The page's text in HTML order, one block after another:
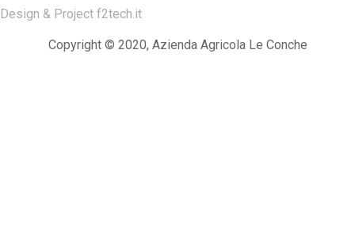
Design & Project f2tech.it
Copyright © 2020, Azienda Agricola Le Conche